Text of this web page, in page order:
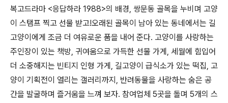
복고드라마 <응답하라 1988>의 배경, 쌍문동 골목을 누비며 고양
이 스탬프 찍고 선물 받고!오래된 골목이 남아 있는 동네에서는 길
고양이에게 조금 더 여유로운 품을 내어 준다. 고양이를 사랑하는
주인장이 있는 책방, 귀여움으로 가득한 선물 가게 , 세월에 힘입어
더 소중해지는 빈티지 인형 가게 , 길고양이 급식소가 있는 떡집, 고
양이 기획전이 열리는 갤러리까지 , 반려동물을 사랑하는 숨은 공
간을 발굴하며 즐거움을 느껴 보자. 참여업체 5곳을 돌며 5개의 스